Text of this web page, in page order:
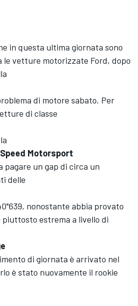
in questa ultima giornata sono
le vetture motorizzate Ford, dopo
di motore sabato. Per
di classe
Motorsport
pagare un gap di circa un
delle
nonostante abbia provato
piuttosto estrema a livello di
di giornata è arrivato nel
è stato nuovamente il rookie